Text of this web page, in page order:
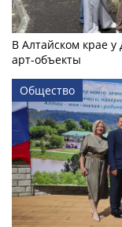
В Алтайском крае
арт-объекты
Общество